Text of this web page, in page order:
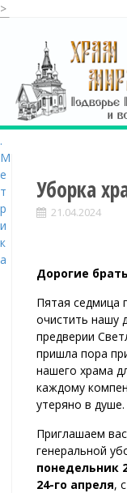
>
c
o
n
t
e
n
t
Уборка
21.04.2024
Дорогие
Пятая седмица
очистить нашу
предверии
пришла пора
нашего храма
каждому
утеряно в душе.
Приглашаем
генеральной
понедельник
24-го апреля, с